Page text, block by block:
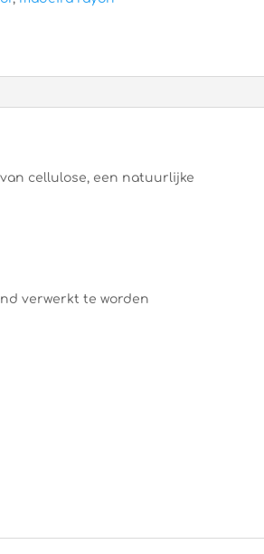
cellulose, een natuurlijke
verwerkt te worden